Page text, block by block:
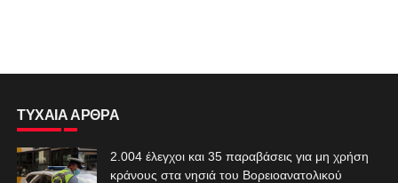
ΤΥΧΑΙΑ ΑΡΘΡΑ
2.004 έλεγχοι και 35 παραβάσεις για μη χρήση
κράνους στα νησιά του Βορειοανατολικού